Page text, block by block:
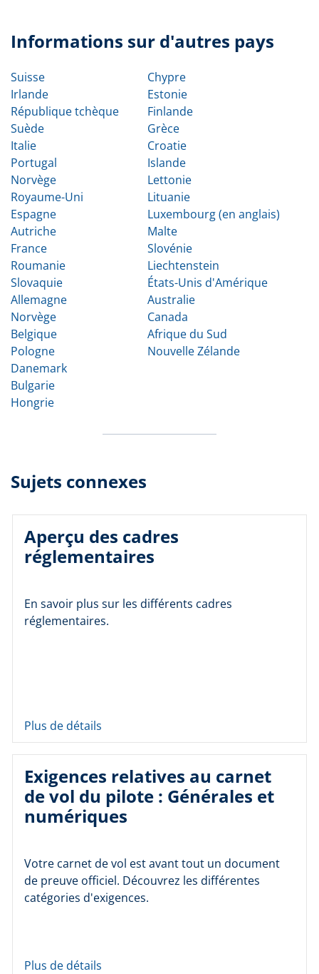
Informations sur d'autres pays
Suisse
Irlande
République tchèque
Suède
Italie
Portugal
Norvège
Royaume-Uni
Espagne
Autriche
France
Roumanie
Slovaquie
Allemagne
Norvège
Belgique
Pologne
Danemark
Bulgarie
Hongrie
Chypre
Estonie
Finlande
Grèce
Croatie
Islande
Lettonie
Lituanie
Luxembourg (en anglais)
Malte
Slovénie
Liechtenstein
États-Unis d'Amérique
Australie
Canada
Afrique du Sud
Nouvelle Zélande
Sujets connexes
Aperçu des cadres
réglementaires
En savoir plus sur les différents cadres
réglementaires.
Plus de détails
Exigences relatives au carnet
de vol du pilote : Générales et
numériques
Votre carnet de vol est avant tout un document
de preuve officiel. Découvrez les différentes
catégories d'exigences.
Plus de détails